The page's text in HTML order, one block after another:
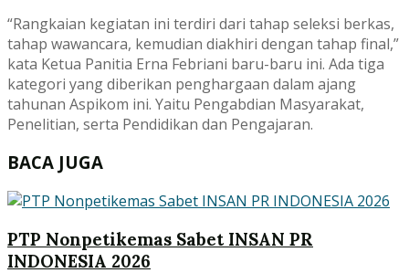
“Rangkaian kegiatan ini terdiri dari tahap seleksi berkas,
tahap wawancara, kemudian diakhiri dengan tahap final,”
kata Ketua Panitia Erna Febriani baru-baru ini. Ada tiga
kategori yang diberikan penghargaan dalam ajang
tahunan Aspikom ini. Yaitu Pengabdian Masyarakat,
Penelitian, serta Pendidikan dan Pengajaran.
BACA JUGA
PTP Nonpetikemas Sabet INSAN PR
INDONESIA 2026